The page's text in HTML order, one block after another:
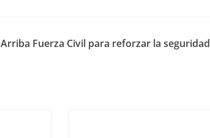
Arriba Fuerza Civil para reforzar la seguridad